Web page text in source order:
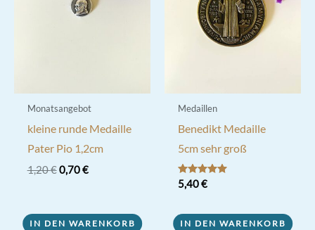
Monatsangebot
kleine runde Medaille
Pater Pio 1,2cm
1,20€ Ursprünglicher
0,70€Aktueller
IN DEN WARENKORB
Medaillen
Benedikt Medaille
5cm sehr groß
Bewertet mit
5.00
5,40€
IN DEN WARENKORB